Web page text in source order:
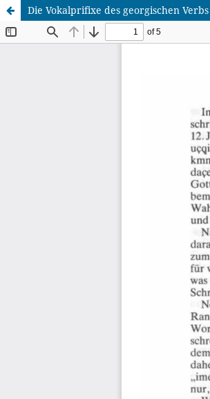
Die Vokalprifixe des georgischen Verbs